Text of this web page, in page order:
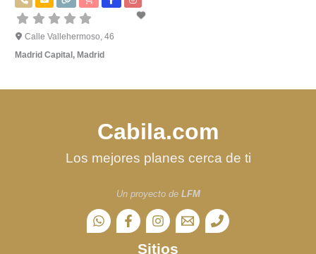
Calle Vallehermoso, 46
Madrid Capital , Madrid
Cabila.com
Los mejores planes cerca de ti
Un proyecto de LFM
Sitios